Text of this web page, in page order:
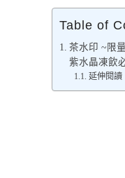
Table of
茶水印 ~限
紫水晶凍飲
延伸閱讀